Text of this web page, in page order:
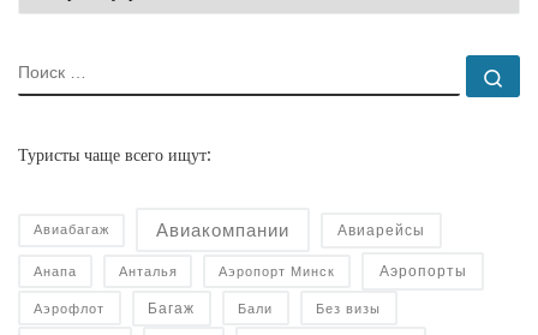
ПОИСК
Туристы чаще всего ищут:
Авиабагаж Авиакомпании Авиарейсы
Анапа Анталья Аэропорт Минск Аэропорты
Аэрофлот Багаж Бали Без визы